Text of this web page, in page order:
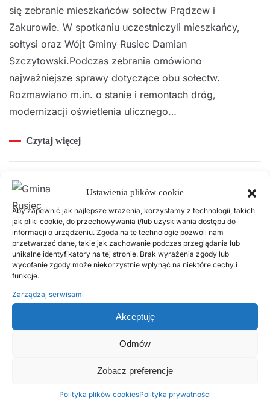
Ustawienia plików cookie
Aby zapewnić jak najlepsze wrażenia, korzystamy z technologii, takich
jak pliki cookie, do przechowywania i/lub uzyskiwania dostępu do
informacji o urządzeniu. Zgoda na te technologie pozwoli nam
przetwarzać dane, takie jak zachowanie podczas przeglądania lub
unikalne identyfikatory na tej stronie. Brak wyrażenia zgody lub
wycofanie zgody może niekorzystnie wpłynąć na niektóre cechy i
funkcje.
Zarządzaj serwisami
Akceptuję
Odmów
Zobacz preferencje
Polityka plików cookiesPolityka prywatności
się zebranie mieszkańców sołectw Prądzew i
Zakurowie. W spotkaniu uczestniczyli mieszkańcy,
sołtysi oraz Wójt Gminy Rusiec Damian
Szczytowski.Podczas zebrania omówiono
najważniejsze sprawy dotyczące obu sołectw.
Rozmawiano m.in. o stanie i remontach dróg,
modernizacji oświetlenia ulicznego…
Czytaj więcej
Popularne wpisy
18 LISTOPADA, 2025
Harmonogram odbioru odpadów komunalnych w 2026
roku
2 LUTEGO, 2026
PSZOK Rusiec – godziny otwarcia, lokalizacja i
zasady przyjmowania odpadów
Zapraszamy na Dożynki Gminne